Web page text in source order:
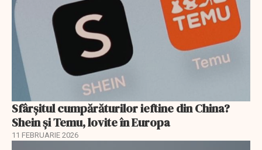
Sfârșitul cumpărăturilor ieftine din China?
Shein și Temu, lovite în Europa
11 FEBRUARIE 2026